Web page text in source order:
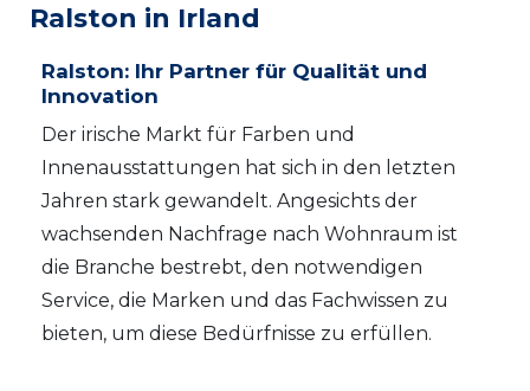
Ralston in Irland
Ralston: Ihr Partner für Qualität und
Innovation
Der irische Markt für Farben und
Innenausstattungen hat sich in den letzten
Jahren stark gewandelt. Angesichts der
wachsenden Nachfrage nach Wohnraum ist
die Branche bestrebt, den notwendigen
Service, die Marken und das Fachwissen zu
bieten, um diese Bedürfnisse zu erfüllen.